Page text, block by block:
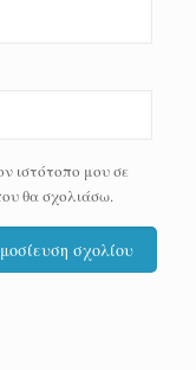
ιστότοπο μου σε
θα σχολιάσω.